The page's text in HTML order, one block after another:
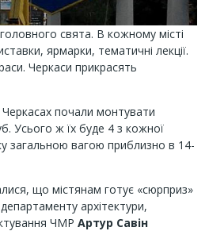
свята. В кожному місті
ярмарки, тематичні лекції.
Черкаси прикрасять
Черкасах почали монтувати
Усього ж їх буде 4 з кожної
загальною вагою приблизно в 14-
що містянам готує «сюрприз»
архітектури,
ЧМР Артур Савін